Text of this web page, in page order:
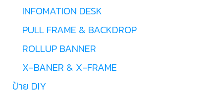
INFOMATION DESK
PULL FRAME & BACKDROP
ROLLUP BANNER
X-BANER & X-FRAME
ป้าย DIY